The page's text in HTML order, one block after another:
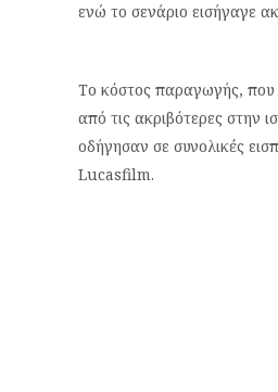
ενώ το σενάριο εισήγαγε
Το κόστος παραγωγής, που
από τις ακριβότερες στην
οδήγησαν σε συνολικές
Lucasfilm.